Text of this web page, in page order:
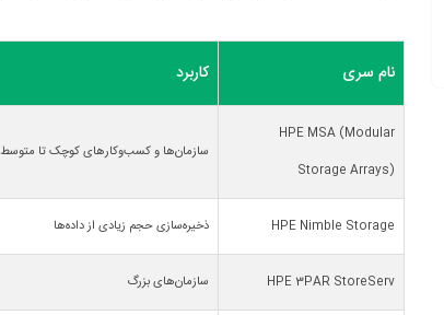
نام سری کاربرد
HPE MSA (Modular
Storage Arrays)
سازمان‌ها و کسب‌وکارهای کوچک تا متوسط
HPE Nimble Storage ذخیره‌سازی حجم زیادی از داده‌ها
HPE 3PAR StoreServ سازمان‌های بزرگ